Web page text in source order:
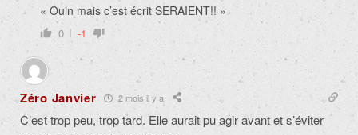
« Ouin mais c’est écrit SERAIENT!! »
0 -1
Zéro Janvier 2 mois il y a
C’est trop peu, trop tard. Elle aurait pu agir avant et s’éviter